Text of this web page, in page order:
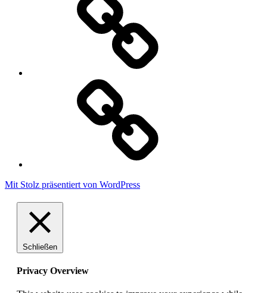
Mit Stolz präsentiert von WordPress
Schließen
Privacy Overview